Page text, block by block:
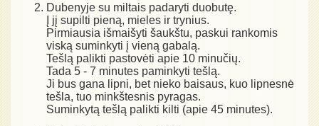
Dubenyje su miltais padaryti duobutę.
Į jį supilti pieną, mieles ir trynius.
Pirmiausia išmaišyti šaukštu, paskui rankomis
viską suminkyti į vieną gabalą.
Tešlą palikti pastovėti apie 10 minučių.
Tada 5 - 7 minutes paminkyti tešlą.
Ji bus gana lipni, bet nieko baisaus, kuo lipnesnė
tešla, tuo minkštesnis pyragas.
Suminkytą tešlą palikti kilti (apie 45 minutes).